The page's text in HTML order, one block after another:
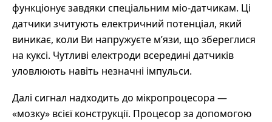
функціонує завдяки спеціальним міо-датчикам. Ці
датчики зчитують електричний потенціал, який
виникає, коли Ви напружуєте м’язи, що збереглися
на куксі. Чутливі електроди всередині датчиків
уловлюють навіть незначні імпульси.
Далі сигнал надходить до мікропроцесора —
«мозку» всієї конструкції. Процесор за допомогою